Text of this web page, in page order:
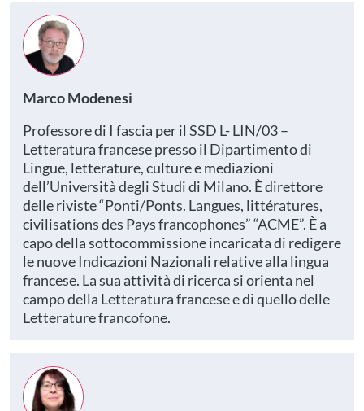
Marco Modenesi
Professore di I fascia per il SSD L- LIN/03 –
Letteratura francese presso il Dipartimento di
Lingue, letterature, culture e mediazioni
dell’Università degli Studi di Milano. È direttore
delle riviste “Ponti/Ponts. Langues, littératures,
civilisations des Pays francophones” “ACME”. È a
capo della sottocommissione incaricata di redigere
le nuove Indicazioni Nazionali relative alla lingua
francese. La sua attività di ricerca si orienta nel
campo della Letteratura francese e di quello delle
Letterature francofone.